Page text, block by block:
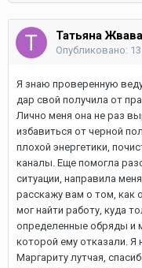
Татьяна
Опубликовано:
Я знаю проверенную
дар свой получила от
Лично меня она не раз
избавиться от черной
плохой энергетики,
каналы. Еще помогла
ситуации, направила
расскажу вам о том, как
мог найти работу, куда
определенные обряды и
которой ему отказали. Я
Маргариту лутчая,